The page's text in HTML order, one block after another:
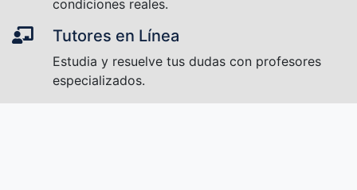
condiciones reales.
Tutores en Línea
Estudia y resuelve tus dudas con profesores
especializados.